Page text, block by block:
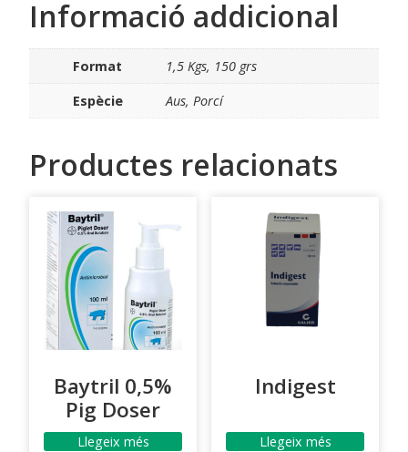
Informació addicional
Format
1,5 Kgs, 150 grs
Espècie
Aus, Porcí
Productes relacionats
Baytril 0,5%
Pig Doser
Llegeix més
Indigest
Llegeix més